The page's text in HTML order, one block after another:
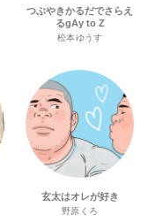
つぶやきかるだでさらえ
るgAy to Z
松本ゆうす
玄太はオレが好き
野原くろ